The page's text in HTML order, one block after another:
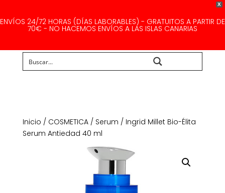
X
ENVÍOS 24/72 HORAS (DÍAS LABORABLES) - GRATUITOS A PARTIR DE
70€ - NO HACEMOS ENVÍOS A LAS ISLAS CANARIAS
Inicio / COSMETICA/ Serum / Ingrid Millet Bio-Élita
Serum Antiedad 40 ml